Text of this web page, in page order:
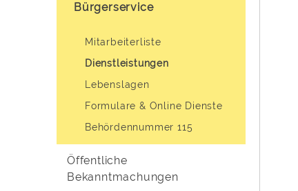
Bürgerservice
Mitarbeiterliste
Dienstleistungen
Lebenslagen
Formulare & Online Dienste
Behördennummer 115
Öffentliche
Bekanntmachungen